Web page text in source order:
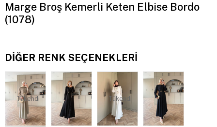
Marge Broş Kemerli Keten Elbise Bordo
(1078)
DIĞER RENK SEÇENEKLERI
Tükendi Tükendi